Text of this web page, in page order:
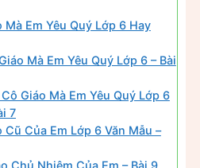
Mà Em Yêu Quý Lớp 6 Hay
Mà Em Yêu Quý Lớp 6 – Bài
Giáo Mà Em Yêu Quý Lớp 6
7
Cũ Của Em Lớp 6 Văn Mẫu –